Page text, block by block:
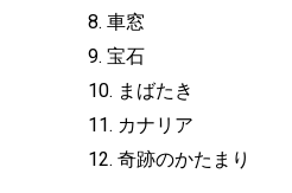
8. 車窓
9. 宝石
10. まばたき
11. カナリア
12. 奇跡のかたまり